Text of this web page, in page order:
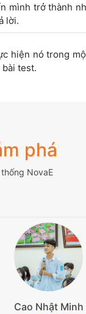
trở thành
lời.
hiện nó trong
test.
phá
NovaE
Cao Nhật Minh